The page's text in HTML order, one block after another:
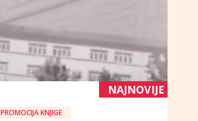
NAJNOVIJE
PROMOCIJA KNJIGE